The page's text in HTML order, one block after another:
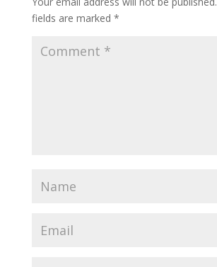
fields are marked *